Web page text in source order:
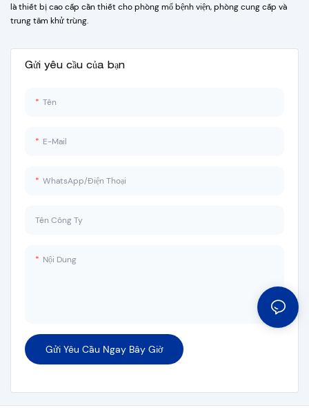
Gửi yêu cầu của bạn
Tên
E-Mail
WhatsApp/Điện Thoại
Tên Công Ty
Nội Dung
Gửi Yêu Cầu Ngay Bây Giờ
là thiết bị cao cấp cần thiết cho phòng mổ bệnh viện, phòng cung cấp và
trung tâm khử trùng.